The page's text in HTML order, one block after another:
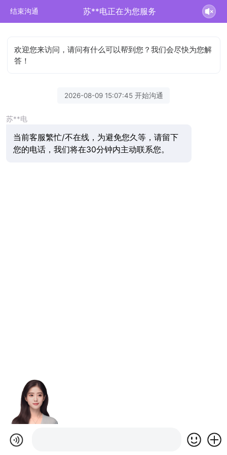
结束沟通 苏**电正在为您服务
欢迎您来访问，请问有什么可以帮到您？我们会尽快为您解
答！
2026-08-09 15:07:45 开始沟通
苏**电
当前客服繁忙/不在线，为避免您久等，请留下
您的电话，我们将在30分钟内主动联系您。